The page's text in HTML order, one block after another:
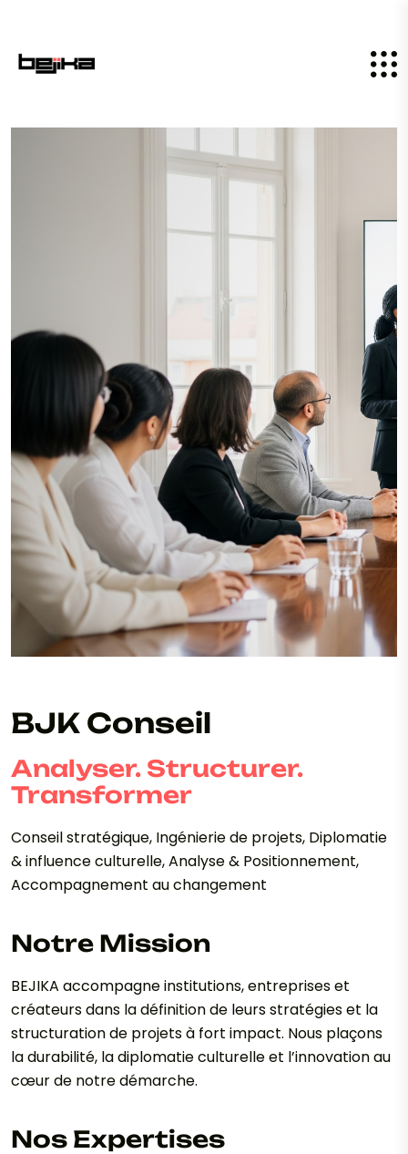
BJK Conseil
Analyser. Structurer.
Transformer
Conseil stratégique, Ingénierie de projets, Diplomatie
& influence culturelle, Analyse & Positionnement,
Accompagnement au changement
Notre Mission
BEJIKA accompagne institutions, entreprises et
créateurs dans la définition de leurs stratégies et la
structuration de projets à fort impact. Nous plaçons
la durabilité, la diplomatie culturelle et l’innovation au
cœur de notre démarche.
Nos Expertises